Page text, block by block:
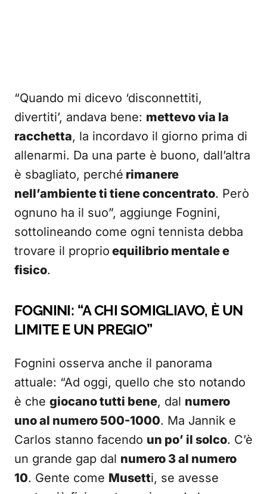
“Quando mi dicevo ‘disconnettiti,
divertiti’, andava bene: mettevo via la
racchetta, la incordavo il giorno prima di
allenarmi. Da una parte è buono, dall’altra
è sbagliato, perché rimanere
nell’ambiente ti tiene concentrato. Però
ognuno ha il suo”, aggiunge Fognini,
sottolineando come ogni tennista debba
trovare il proprio equilibrio mentale e
fisico.
FOGNINI: “A CHI SOMIGLIAVO, È UN
LIMITE E UN PREGIO”
Fognini osserva anche il panorama
attuale: “Ad oggi, quello che sto notando
è che giocano tutti bene, dal numero
uno al numero 500-1000. Ma Jannik e
Carlos stanno facendo un po’ il solco. C’è
un grande gap dal numero 3 al numero
10. Gente come Musetti, se avesse